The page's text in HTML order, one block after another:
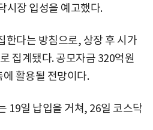
시장 입성을 예고했다.
한다는 방침으로, 상장 후 시가
집계됐다. 공모자금 320억원
활용될 전망이다.
19일 납입을 거쳐, 26일 코스닥